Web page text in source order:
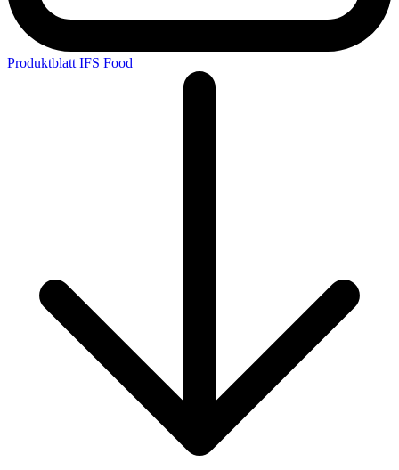
Produktblatt IFS Food